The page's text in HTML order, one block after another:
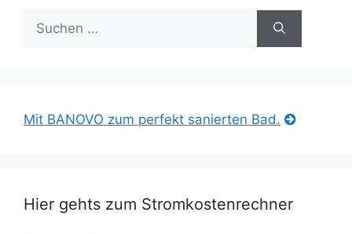
nach:
Mit BANOVO zum perfekt sanierten Bad.
Hier gehts zum Stromkostenrechner